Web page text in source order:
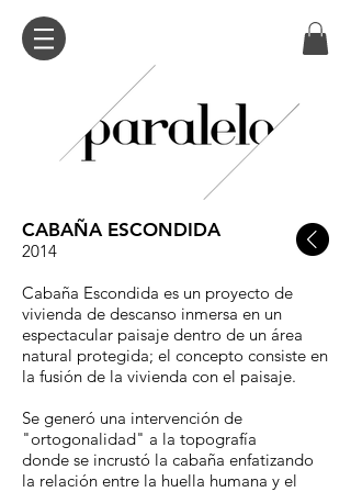
CABAÑA ESCONDIDA
2014
Cabaña Escondida es un proyecto de
vivienda de descanso inmersa en un
espectacular paisaje dentro de un área
natural protegida; el concepto consiste en
la fusión de la vivienda con el paisaje.
Se generó una intervención de
"ortogonalidad" a la topografía
donde se incrustó la cabaña enfatizando
la relación entre la huella humana y el